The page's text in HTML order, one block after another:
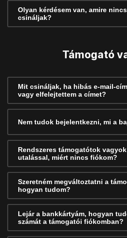
Olyan kérdésem van, amire
csináljak?
Támogató
Mit csináljak, ha hibás e-mail-
vagy elfelejtettem a címet?
Nem tudok bejelentkezni, mi a
Rendszeres támogatótok
utalással, miért nincs fiókom?
Szeretném megváltoztatni a
hogyan tudom?
Lejár a bankkártyám, hogyan
számát a támogatói fiókomban?